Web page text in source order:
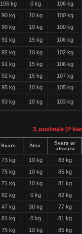
106 kg 0 kg
106 kg
90 kg 10 kg
100 kg
90 kg 10 kg 100 kg
91 kg 15 kg 106 kg
92 kg 10 kg
102 kg
91 kg 15 kg
106 kg
92 kg 15 kg
107 kg
95 kg 10 kg 105 kg
93 kg 10 kg 103 kg
3. pusfināls (P
Svars Atsv.
Svars ar
atsvaru
73 kg 10 kg
83 kg
75 kg 10 kg
85 kg
71 kg 10 kg
81 kg
82 kg 0 kg
82 kg
47 kg 30 kg
77 kg
81 kg 0 kg
81 kg
75 kg 10 kg 85 kg